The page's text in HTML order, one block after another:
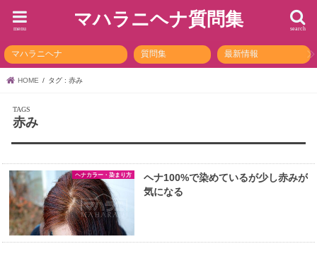
マハラニヘナ質問集 search
menu
マハラニヘナ 質問集 最新情報
HOME タグ : 赤み
赤み
ヘナカラー・染まり方
ヘナ100%で染めているが少し赤みが
気になる